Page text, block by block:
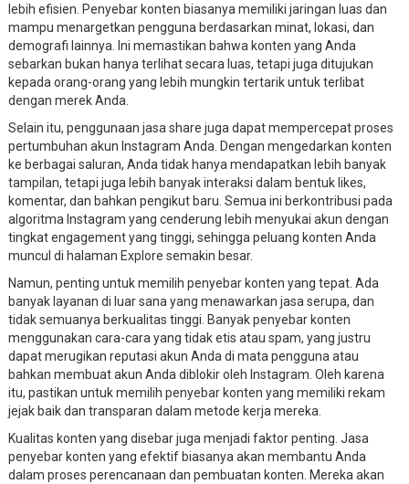
lebih efisien. Penyebar konten biasanya memiliki jaringan luas dan
mampu menargetkan pengguna berdasarkan minat, lokasi, dan
demografi lainnya. Ini memastikan bahwa konten yang Anda
sebarkan bukan hanya terlihat secara luas, tetapi juga ditujukan
kepada orang-orang yang lebih mungkin tertarik untuk terlibat
dengan merek Anda.
Selain itu, penggunaan jasa share juga dapat mempercepat proses
pertumbuhan akun Instagram Anda. Dengan mengedarkan konten
ke berbagai saluran, Anda tidak hanya mendapatkan lebih banyak
tampilan, tetapi juga lebih banyak interaksi dalam bentuk likes,
komentar, dan bahkan pengikut baru. Semua ini berkontribusi pada
algoritma Instagram yang cenderung lebih menyukai akun dengan
tingkat engagement yang tinggi, sehingga peluang konten Anda
muncul di halaman Explore semakin besar.
Namun, penting untuk memilih penyebar konten yang tepat. Ada
banyak layanan di luar sana yang menawarkan jasa serupa, dan
tidak semuanya berkualitas tinggi. Banyak penyebar konten
menggunakan cara-cara yang tidak etis atau spam, yang justru
dapat merugikan reputasi akun Anda di mata pengguna atau
bahkan membuat akun Anda diblokir oleh Instagram. Oleh karena
itu, pastikan untuk memilih penyebar konten yang memiliki rekam
jejak baik dan transparan dalam metode kerja mereka.
Kualitas konten yang disebar juga menjadi faktor penting. Jasa
penyebar konten yang efektif biasanya akan membantu Anda
dalam proses perencanaan dan pembuatan konten. Mereka akan